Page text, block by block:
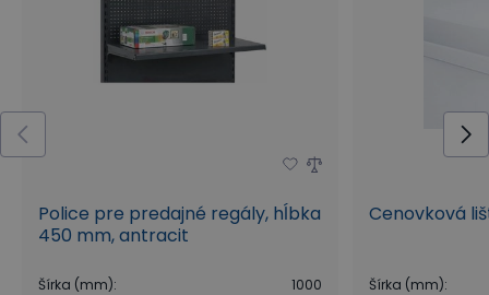
Police pre predajné regály, hĺbka
450 mm, antracit
Šírka (mm):
1000
Cenovková
Šírka (mm):